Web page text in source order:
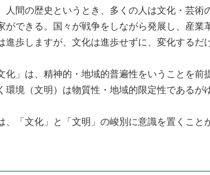
人間の歴史というとき、多くの人は文化・芸
ができる。国々が戦争をしながら発展し、産
進歩しますが、文化は進歩せずに、変化するだ
」は、精神的・地域的普遍性をいうことを前
環境（文明）は物質性・地域的限定性であるが
「文化」と「文明」の峻別に意識を置くこと